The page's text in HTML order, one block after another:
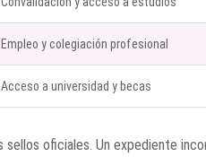
Empleo y colegiación profesional
Acceso a universidad y becas
oficiales. Un expediente